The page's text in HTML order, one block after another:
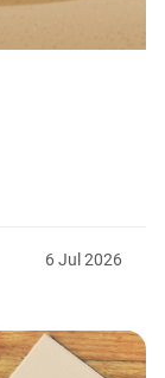
6Jul 2026